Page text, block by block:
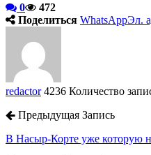
0
472
Поделиться WhatsAppЭл.
redactor 4236 Количество
Предыдущая Запись
В Насыр-Корте уже которую